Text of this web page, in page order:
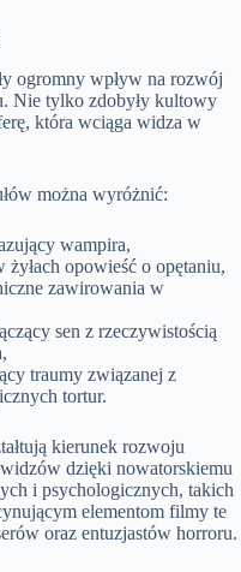
ogromny wpływ na rozwój
Nie tylko zdobyły kultowy
która wciąga widza w
można wyróżnić:
wampira,
żyłach opowieść o opętaniu,
zawirowania w
sen z rzeczywistością
traumy związanej z
tortur.
kierunek rozwoju
dzięki nowatorskiemu
i psychologicznych, takich
elementom filmy te
oraz entuzjastów horroru.